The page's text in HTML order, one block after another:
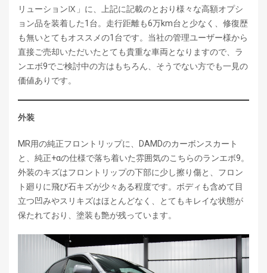
リューションⅨ」に、上記に記載のとおり様々な高額オプシ
ョン品を装着した1台。走行距離も6万km台と少なく、修復歴
も無いとてもオススメの1台です。当社の管理ユーザー様から
直接ご売却いただいたとても貴重な車両となりますので、ラ
ンエボ9でご検討中の方はもちろん、そうでない方でも一見の
価値ありです。
外装
MR用の純正フロントリップに、DAMDのカーボンスカート
と、純正+αの仕様で落ち着いた雰囲気のこちらのランエボ9。
外装のキズはフロントリップの下部に少し擦り傷と、フロン
ト廻りに飛び石キズが少々ある程度です。ボディも含めて目
立つ凹みやスリキズはほとんどなく、とてもキレイな状態が
保たれており、塗装も艶が残っています。